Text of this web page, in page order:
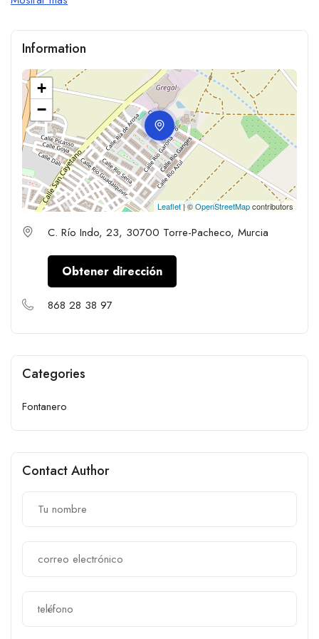
Information
+
−
Leaflet| ©OpenStreetMapcontributors
C. Río Indo, 23, 30700 Torre-Pacheco, Murcia
Obtener dirección
868 28 38 97
Categories
Fontanero
Contact Author